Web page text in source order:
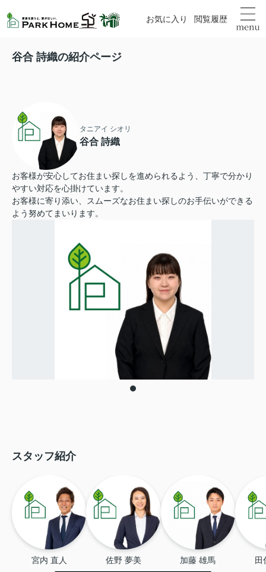
お気に入り 閲覧履歴
谷合 詩織の紹介ページ
タニアイ シオリ
谷合 詩織
お客様が安心してお住まい探しを進められるよう、丁寧で分かり
やすい対応を心掛けています。
お客様に寄り添い、スムーズなお住まい探しのお手伝いができる
よう努めてまいります。
スタッフ紹介
宮内 直人 佐野 夢美 加藤 雄馬 田